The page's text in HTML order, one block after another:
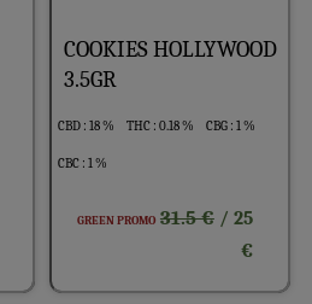
COOKIES HOLLYWOOD
3.5GR
CBD : 18 % THC : 0.18 % CBG : 1 %
CBC : 1 %
GREEN PROMO 31.5 €/ 25
€